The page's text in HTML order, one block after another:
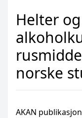
Helter
norske
AKAN